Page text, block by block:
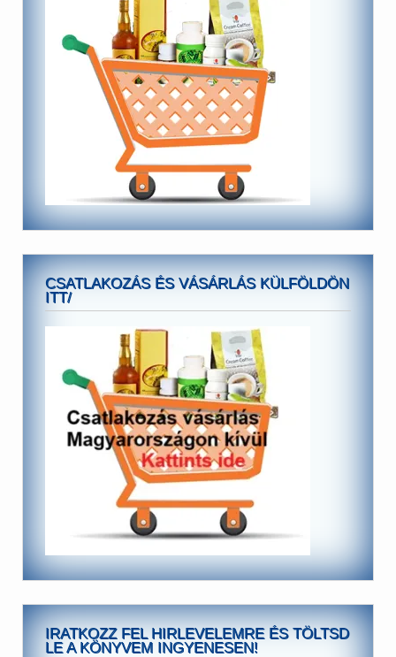
CSATLAKOZÁS ÉS VÁSÁRLÁS KÜLFÖLDÖN
ITT/
IRATKOZZ FEL HIRLEVELEMRE ÉS TÖLTSD
LE A KÖNYVEM INGYENESEN!